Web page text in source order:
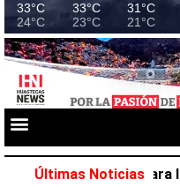
33°C
24°C
33°C
23°C
31°C
21°C
Últimas Noticias
Informativas para la